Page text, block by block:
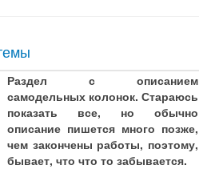
Раздел с описанием
самодельных колонок. Стараюсь
показать все, но обычно
описание пишется много позже,
чем закончены работы, поэтому,
бывает, что что то забывается.